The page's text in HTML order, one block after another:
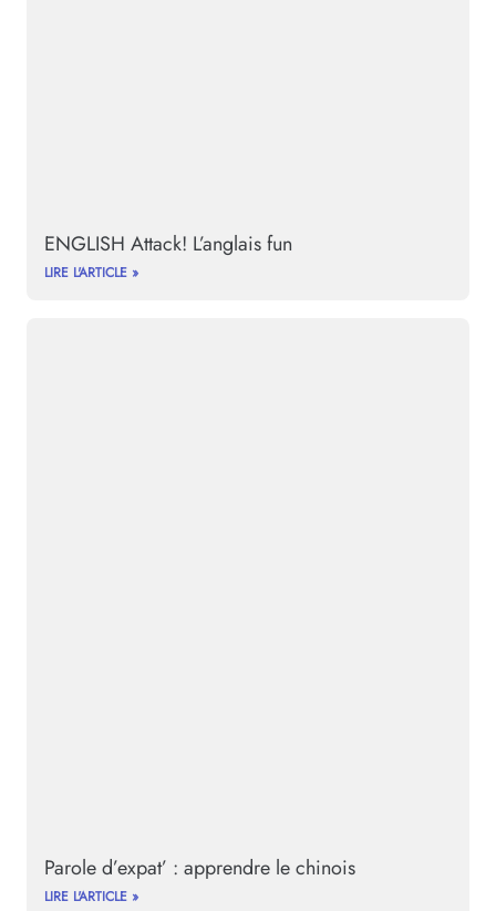
ENGLISH Attack! L’anglais fun
LIRE L'ARTICLE »
Parole d’expat’ : apprendre le chinois
LIRE L'ARTICLE »